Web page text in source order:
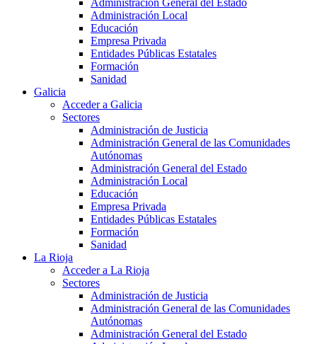
Administración General del Estado
Administración Local
Educación
Empresa Privada
Entidades Públicas Estatales
Formación
Sanidad
Galicia
Acceder a Galicia
Sectores
Administración de Justicia
Administración General de las Comunidades
Autónomas
Administración General del Estado
Administración Local
Educación
Empresa Privada
Entidades Públicas Estatales
Formación
Sanidad
La Rioja
Acceder a La Rioja
Sectores
Administración de Justicia
Administración General de las Comunidades
Autónomas
Administración General del Estado